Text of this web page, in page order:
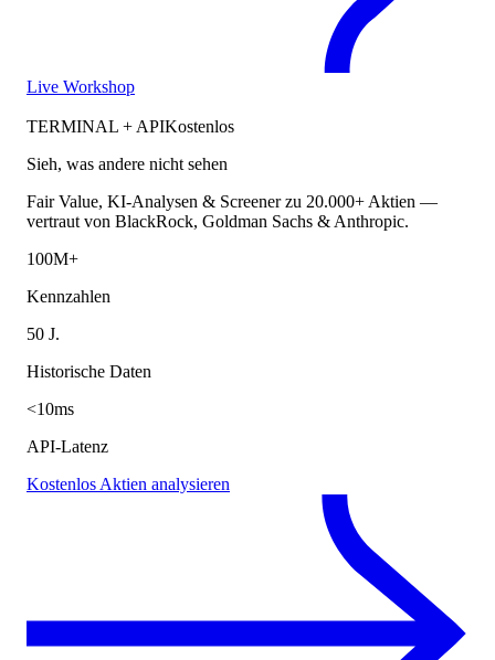
Live Workshop
TERMINAL + APIKostenlos
Sieh, was andere nicht sehen
Fair Value, KI-Analysen & Screener zu 20.000+ Aktien —
vertraut von BlackRock, Goldman Sachs & Anthropic.
100M+
Kennzahlen
50 J.
Historische Daten
<10ms
API-Latenz
Kostenlos Aktien analysieren